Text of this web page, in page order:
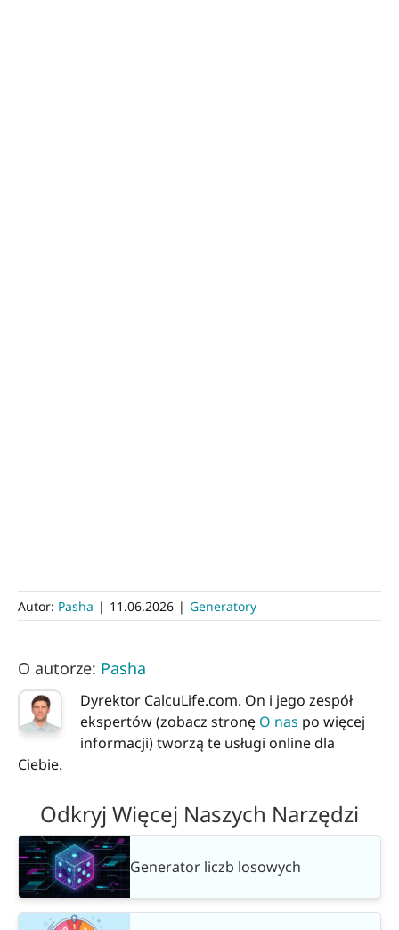
Autor: Pasha | 11.06.2026 | Generatory
O autorze: Pasha
Dyrektor CalcuLife.com. On i jego zespół
ekspertów (zobacz stronę O nas po więcej
informacji) tworzą te usługi online dla
Ciebie.
Odkryj Więcej Naszych Narzędzi
Generator liczb losowych